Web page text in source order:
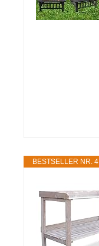
BESTSELLER NR. 4